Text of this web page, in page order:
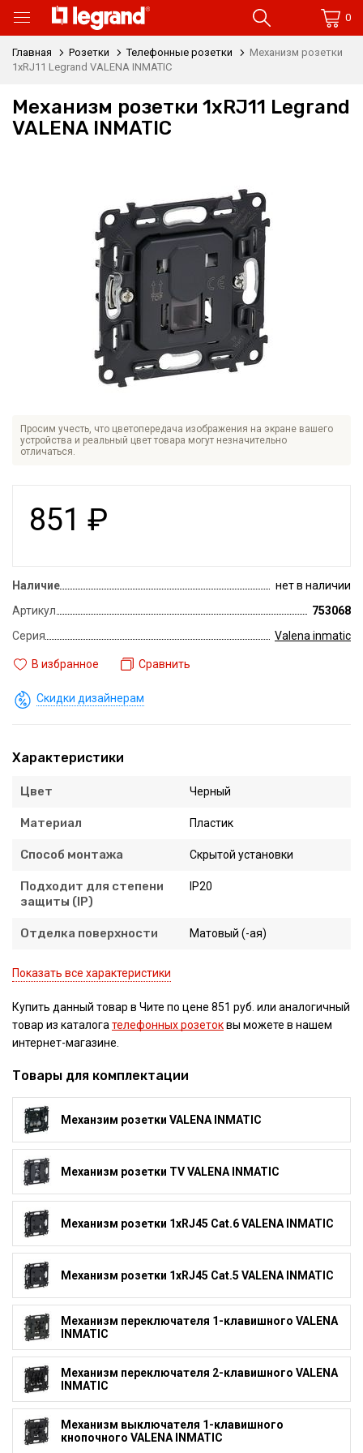
0
Главная Розетки Телефонные розетки
Механизм розетки
1xRJ11 Legrand VALENA INMATIC
Механизм розетки 1xRJ11 Legrand
VALENA INMATIC
Просим учесть, что цветопередача изображения на экране вашего
устройства и реальный цвет товара могут незначительно
отличаться.
851 ₽
Наличие
нет в наличии
Артикул
753068
Серия
Valena inmatic
В избранное Сравнить
Скидки дизайнерам
Характеристики
Цвет Черный
Материал Пластик
Способ монтажа Скрытой установки
Подходит для степени
защиты (IP)
IP20
Отделка поверхности Матовый (-ая)
Показать все характеристики
Купить данный товар в Чите по цене 851 руб. или аналогичный
товар из каталогателефонных розетоквы можете в нашем
интернет-магазине.
Товары для комплектации
Механзим розетки VALENA INMATIC
Механизм розетки TV VALENA INMATIC
Механизм розетки 1xRJ45 Cat.6 VALENA INMATIC
Механизм розетки 1xRJ45 Cat.5 VALENA INMATIC
Механизм переключателя 1-клавишного VALENA
INMATIC
Механизм переключателя 2-клавишного VALENA
INMATIC
Механизм выключателя 1-клавишного
кнопочного VALENA INMATIC